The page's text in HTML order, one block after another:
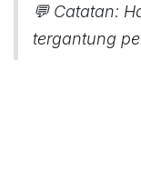
💬 Catatan:
tergantung